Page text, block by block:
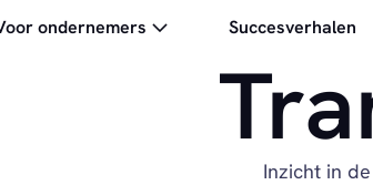
ondernemers Succesverhalen
Inzicht in